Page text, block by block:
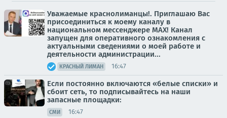
Уважаемые краснолиманцы!. Приглашаю Вас
присоединиться к моему каналу в
национальном мессенджере MAX! Канал
запущен для оперативного ознакомления с
актуальными сведениями о моей работе и
деятельности администрации...
КРАСНЫЙ ЛИМАН 16:47
Если постоянно включаются «белые списки» и
сбоит сеть, то подписывайтесь на наши
запасные площадки:
СМИ 16:47